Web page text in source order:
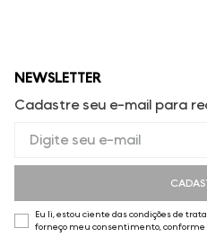
NEWSLETTER
Cadastre seu e-mail para
Eu li, estou ciente das condições de
forneço meu consentimento, conforme